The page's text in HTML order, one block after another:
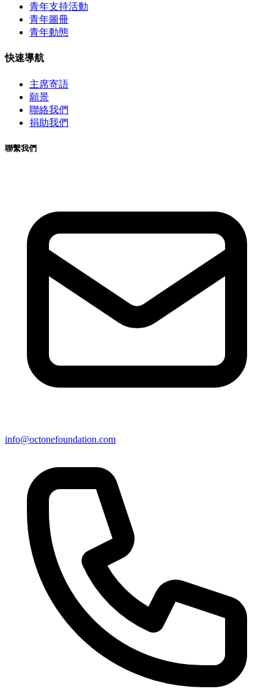
青年支持活動
青年圖冊
青年動態
快速導航
主席寄語
願景
聯絡我們
捐助我們
聯繫我們
info@octonefoundation.com